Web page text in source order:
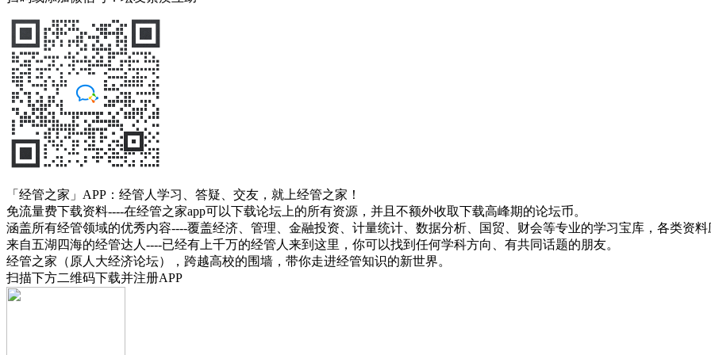
「经管之家」APP：经管人学习、答疑、交友，就上经管之家！
免流量费下载资料----在经管之家app可以下载论坛上的所有资源，并且不额外收取下载高峰期的论坛币。
涵盖所有经管领域的优秀内容----覆盖经济、管理、金融投资、计量统计、数据分析、国贸、财会等专业的学习宝库，各类资料
来自五湖四海的经管达人----已经有上千万的经管人来到这里，你可以找到任何学科方向、有共同话题的朋友。
经管之家（原人大经济论坛），跨越高校的围墙，带你走进经管知识的新世界。
扫描下方二维码下载并注册APP